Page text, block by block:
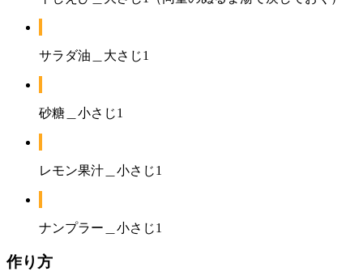
サラダ油＿大さじ1
砂糖＿小さじ1
レモン果汁＿小さじ1
ナンプラー＿小さじ1
作り方